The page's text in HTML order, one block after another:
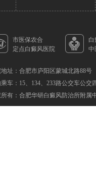
市医保农合
定点白癜风医院
白
中
地址：合肥市庐阳区蒙城北路88号
车：15、134、233路公交车公交
所有：合肥华研白癜风防治所附属